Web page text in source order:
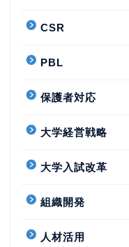
CSR
PBL
保護者対応
大学経営戦略
大学入試改革
組織開発
人材活用